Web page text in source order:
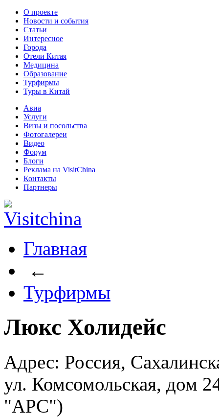
О проекте
Новости и события
Статьи
Интересное
Города
Отели Китая
Медицина
Образование
Турфирмы
Туры в Китай
Авиа
Услуги
Визы и посольства
Фотогалереи
Видео
Форум
Блоги
Реклама на VisitChina
Контакты
Партнеры
Главная
←
Турфирмы
Люкс Холидейс
Адрес: Россия,
ул. Комсомольская, дом
"АРС")